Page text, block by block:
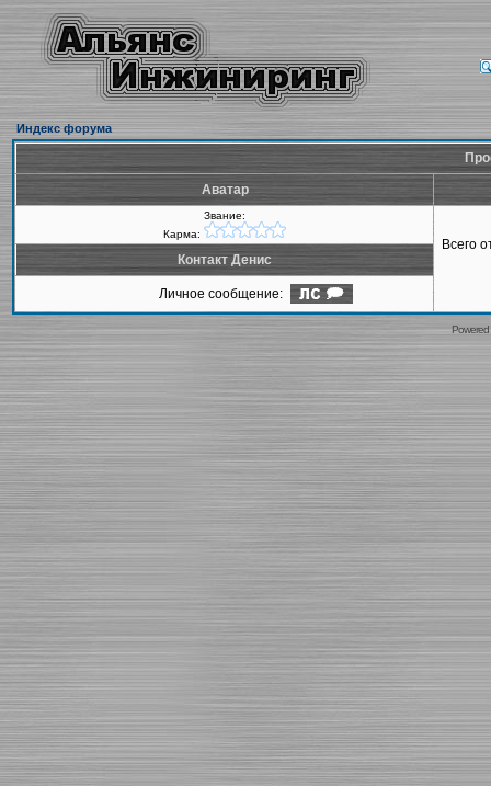
Индекс форума
Аватар
Звание:
Карма:
Всего
Контакт Денис
Личное сообщение: